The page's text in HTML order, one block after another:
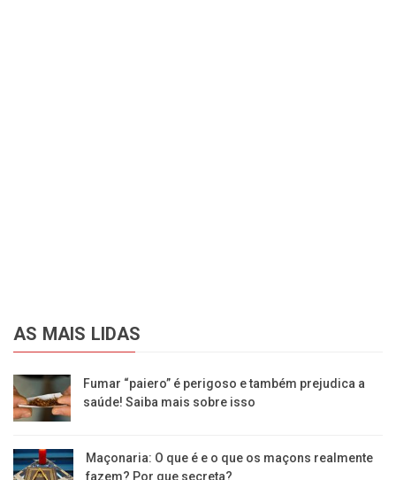
AS MAIS LIDAS
Fumar “paiero” é perigoso e também prejudica a
saúde! Saiba mais sobre isso
Maçonaria: O que é e o que os maçons realmente
fazem? Por que secreta?